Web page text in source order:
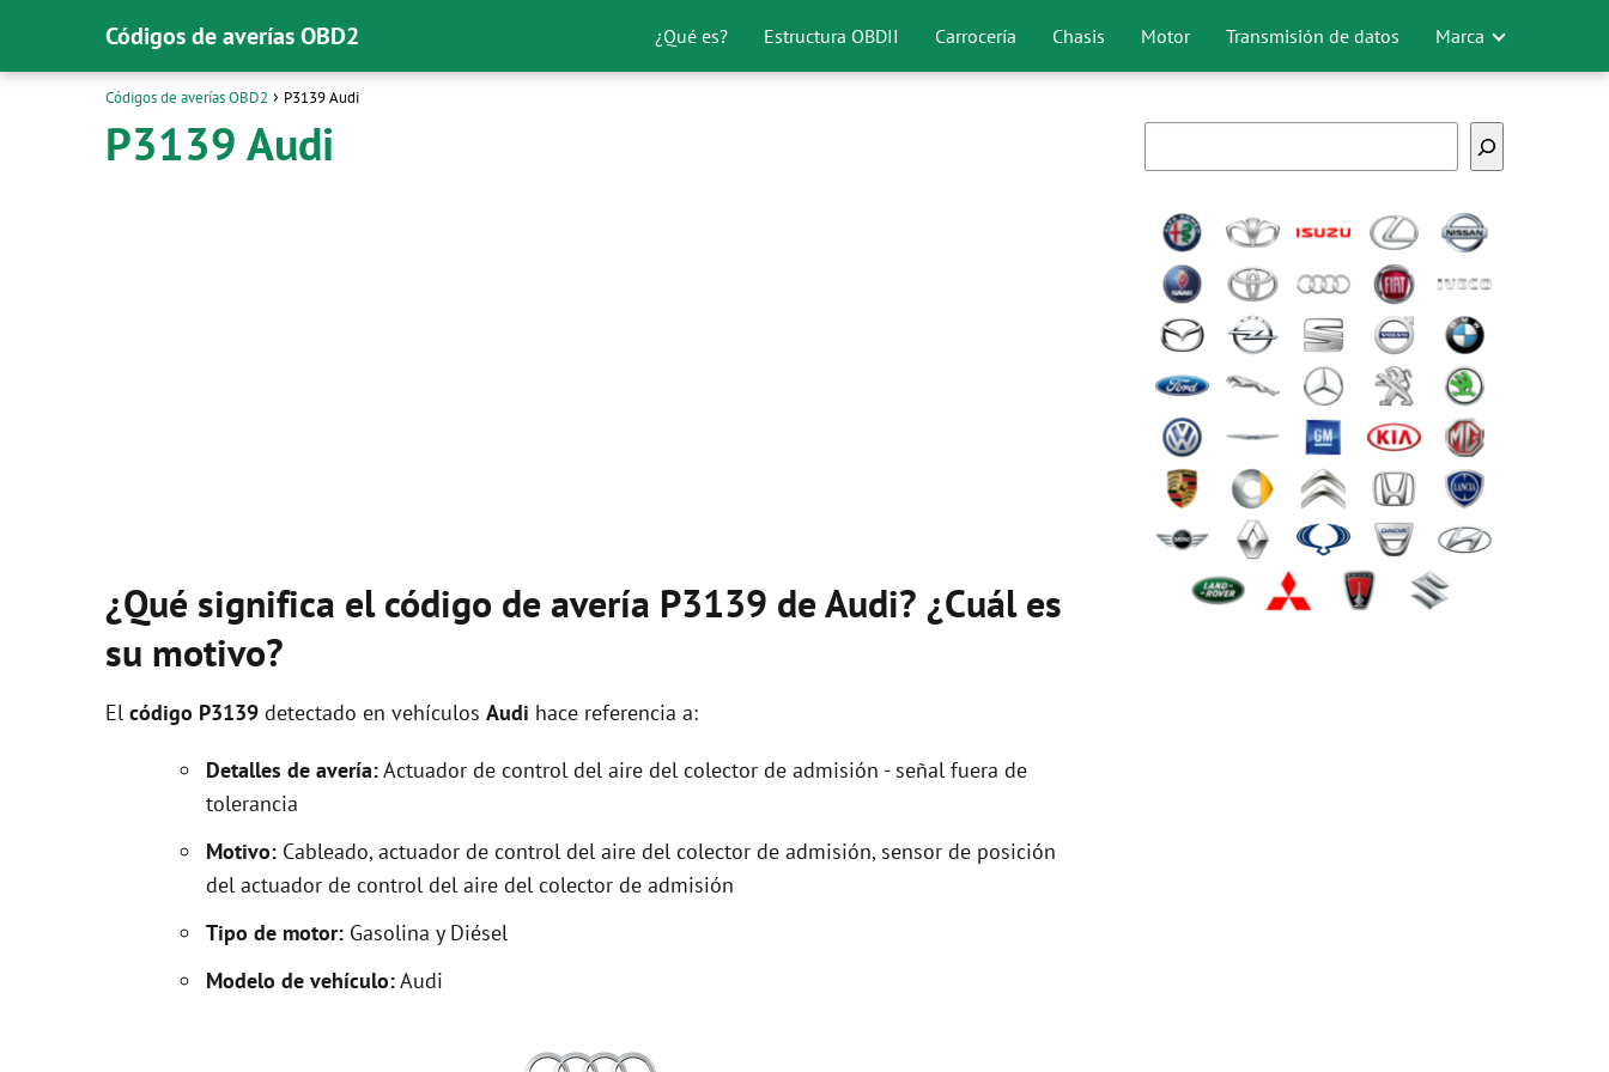
Códigos de averías OBD2 ¿Qué es? Estructura OBDII Carrocería Chasis Motor Transmisión de datos Marca
Códigos de averías OBD2 P3139 Audi
P3139 Audi
¿Qué significa el código de avería P3139 de Audi? ¿Cuál es
su motivo?
El código P3139 detectado en vehículos Audi hace referencia a:
Detalles de avería:Actuador de control del aire del colector de admisión - señal fuera de
tolerancia
Motivo: Cableado, actuador de control del aire del colector de admisión, sensor de posición
del actuador de control del aire del colector de admisión
Tipo de motor: Gasolina y Diésel
Modelo de vehículo:Audi